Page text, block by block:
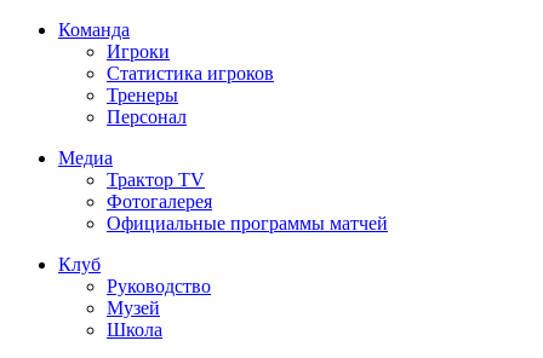
Команда
Игроки
Статистика игроков
Тренеры
Персонал
Медиа
Трактор TV
Фотогалерея
Официальные программы матчей
Клуб
Руководство
Музей
Школа